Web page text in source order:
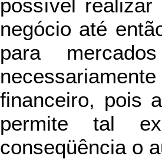
possível realizar
negócio até
para
financeiro, pois
permite tal
conseqüência o